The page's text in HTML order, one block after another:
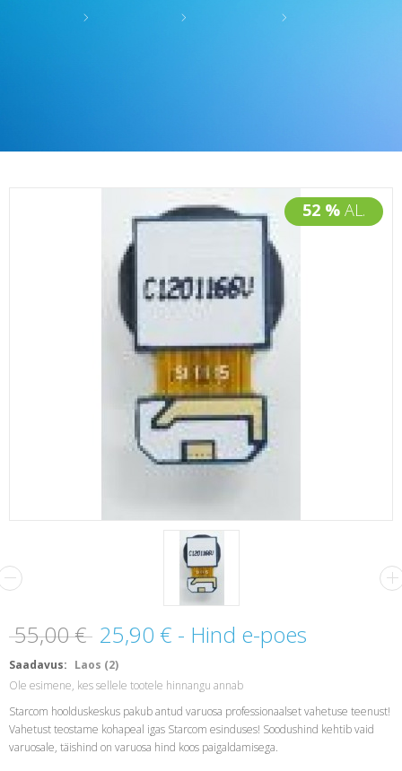
52 % AL.
55,00 € 25,90 € - Hind e-poes
Saadavus: Laos (2)
Ole esimene, kes sellele tootele hinnangu annab
Starcom hoolduskeskus pakub antud varuosa professionaalset vahetuse teenust!
Vahetust teostame kohapeal igas Starcom esinduses! Soodushind kehtib vaid
varuosale, täishind on varuosa hind koos paigaldamisega.